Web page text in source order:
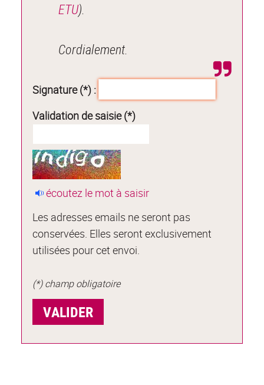
ETU).
Cordialement.
Signature (*) :
Validation de saisie (*)
écoutez le mot à saisir
Les adresses emails ne seront pas
conservées. Elles seront exclusivement
utilisées pour cet envoi.
(*) champ obligatoire